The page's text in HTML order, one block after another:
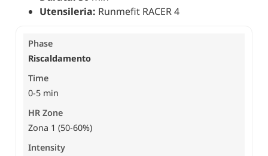
Utensileria: Runmefit RACER 4
Riscaldamento
0-5 min
Zona 1 (50-60%)